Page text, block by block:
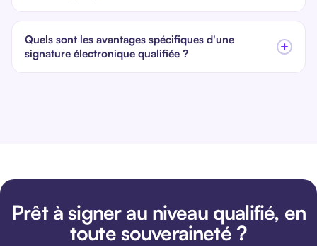
Quels sont les avantages spécifiques d'une
signature électronique qualifiée ?
Prêt à signer au niveau qualifié, en
toute souveraineté ?